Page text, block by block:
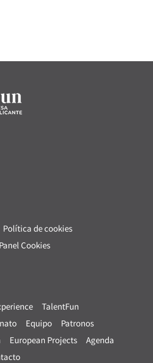
Política de cookies
Panel Cookies
TalentFun
Equipo
Patronos
European Projects
Agenda